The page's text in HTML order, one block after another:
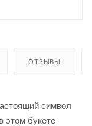
ОТЗЫВЫ
символ
этом букете